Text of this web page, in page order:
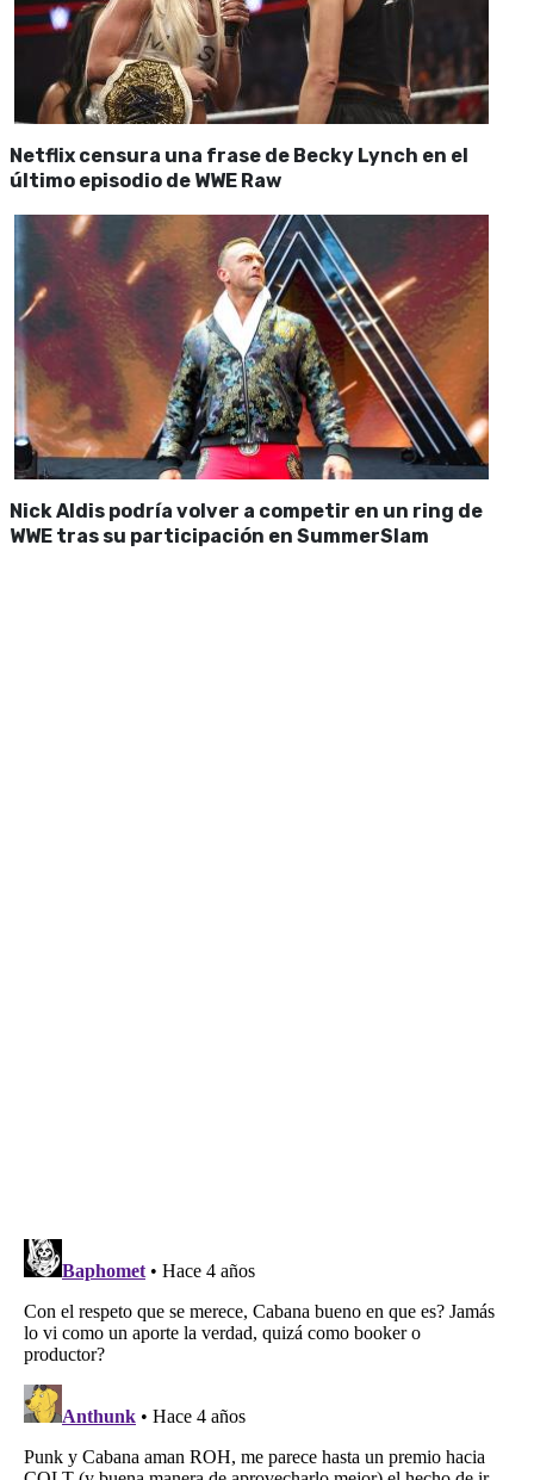
Netflix censura una frase de Becky Lynch en el
último episodio de WWE Raw
Nick Aldis podría volver a competir en un ring de
WWE tras su participación en SummerSlam